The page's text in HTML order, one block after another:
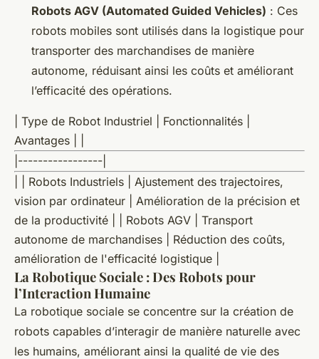
Robots AGV (Automated Guided Vehicles) : Ces
robots mobiles sont utilisés dans la logistique pour
transporter des marchandises de manière
autonome, réduisant ainsi les coûts et améliorant
l’efficacité des opérations.
| Type de Robot Industriel | Fonctionnalités |
Avantages | |
|-----------------|
| | Robots Industriels | Ajustement des trajectoires,
vision par ordinateur | Amélioration de la précision et
de la productivité | | Robots AGV | Transport
autonome de marchandises | Réduction des coûts,
amélioration de l'efficacité logistique |
La Robotique Sociale : Des Robots pour
l’Interaction Humaine
La robotique sociale se concentre sur la création de
robots capables d’interagir de manière naturelle avec
les humains, améliorant ainsi la qualité de vie des